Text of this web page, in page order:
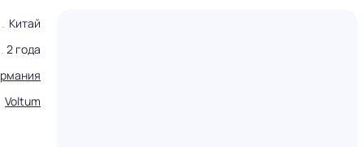
Китай
2 года
Voltum